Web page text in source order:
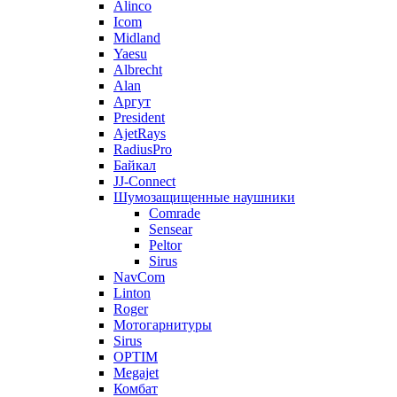
Alinco
Icom
Midland
Yaesu
Albrecht
Alan
Аргут
President
AjetRays
RadiusPro
Байкал
JJ-Connect
Шумозащищенные наушники
Comrade
Sensear
Peltor
Sirus
NavCom
Linton
Roger
Мотогарнитуры
Sirus
OPTIM
Megajet
Комбат